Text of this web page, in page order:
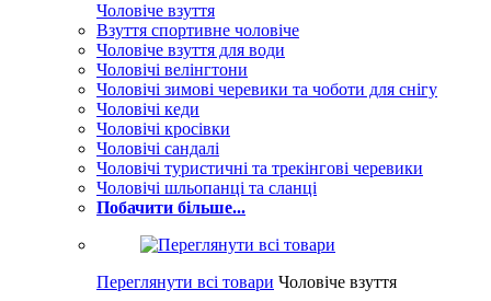
Чоловіче взуття
Взуття спортивне чоловіче
Чоловіче взуття для води
Чоловічі велінгтони
Чоловічі зимові черевики та чоботи для снігу
Чоловічі кеди
Чоловічі кросівки
Чоловічі сандалі
Чоловічі туристичні та трекінгові черевики
Чоловічі шльопанці та сланці
Побачити більше...
Переглянути всі товари Чоловіче взуття